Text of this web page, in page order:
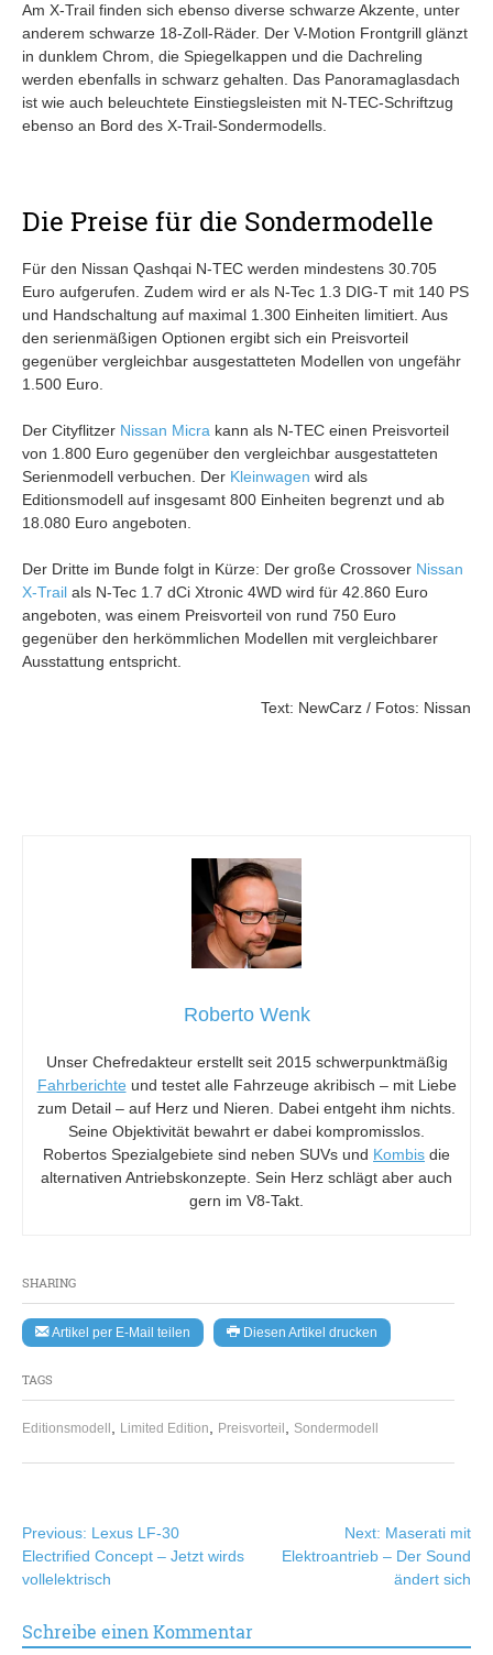
SHARING
Artikel per E-Mail teilen Diesen Artikel drucken
TAGS
Editionsmodell , Limited Edition, Preisvorteil , Sondermodell
Am X-Trail finden sich ebenso diverse schwarze Akzente, unter
anderem schwarze 18-Zoll-Räder. Der V-Motion Frontgrill glänzt
in dunklem Chrom, die Spiegelkappen und die Dachreling
werden ebenfalls in schwarz gehalten. Das Panoramaglasdach
ist wie auch beleuchtete Einstiegsleisten mit N-TEC-Schriftzug
ebenso an Bord des X-Trail-Sondermodells.
Die Preise für die Sondermodelle
Für den Nissan Qashqai N-TEC werden mindestens 30.705
Euro aufgerufen. Zudem wird er als N-Tec 1.3 DIG-T mit 140 PS
und Handschaltung auf maximal 1.300 Einheiten limitiert. Aus
den serienmäßigen Optionen ergibt sich ein Preisvorteil
gegenüber vergleichbar ausgestatteten Modellen von ungefähr
1.500 Euro.
Der Cityflitzer Nissan Micra kann als N-TEC einen Preisvorteil
von 1.800 Euro gegenüber den vergleichbar ausgestatteten
Serienmodell verbuchen. Der Kleinwagen wird als
Editionsmodell auf insgesamt 800 Einheiten begrenzt und ab
18.080 Euro angeboten.
Der Dritte im Bunde folgt in Kürze: Der große Crossover Nissan
X-Trail als N-Tec 1.7 dCi Xtronic 4WD wird für 42.860 Euro
angeboten, was einem Preisvorteil von rund 750 Euro
gegenüber den herkömmlichen Modellen mit vergleichbarer
Ausstattung entspricht.
Text: NewCarz / Fotos: Nissan
Roberto Wenk
Unser Chefredakteur erstellt seit 2015 schwerpunktmäßig
Fahrberichte und testet alle Fahrzeuge akribisch – mit Liebe
zum Detail – auf Herz und Nieren. Dabei entgeht ihm nichts.
Seine Objektivität bewahrt er dabei kompromisslos.
Robertos Spezialgebiete sind neben SUVs und Kombis die
alternativen Antriebskonzepte. Sein Herz schlägt aber auch
gern im V8-Takt.
Beitragsnavigation
Previous: Lexus LF-30
Electrified Concept – Jetzt wirds
vollelektrisch
Next: Maserati mit
Elektroantrieb – Der Sound
ändert sich
Schreibe einen Kommentar